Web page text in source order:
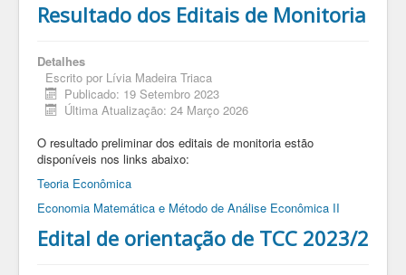
Resultado dos Editais de Monitoria
Detalhes
Escrito por Lívia Madeira Triaca
Publicado: 19 Setembro 2023
Última Atualização: 24 Março 2026
O resultado preliminar dos editais de monitoria estão
disponíveis nos links abaixo:
Teoria Econômica
Economia Matemática e Método de Análise Econômica II
Edital de orientação de TCC 2023/2